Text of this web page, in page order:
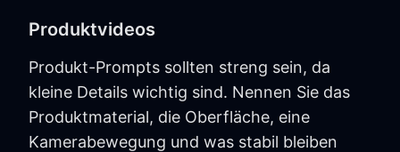
Produktvideos
Produkt-Prompts sollten streng sein, da
kleine Details wichtig sind. Nennen Sie das
Produktmaterial, die Oberfläche, eine
Kamerabewegung und was stabil bleiben